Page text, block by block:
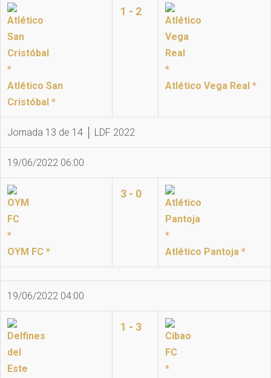
Atlético San
Cristóbal *
1 - 2
Atlético Vega Real *
Jornada 13 de 14 │ LDF 2022
19/06/2022 06:00
OYM FC *
3 - 0
Atlético Pantoja *
19/06/2022 04:00
1 - 3